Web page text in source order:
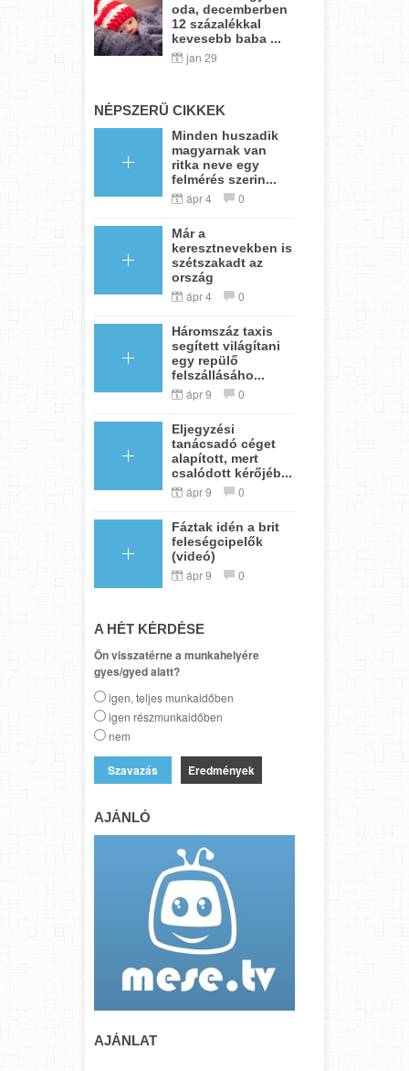
oda, decemberben
12 százalékkal
kevesebb baba ...
jan 29
NÉPSZERŰ CIKKEK
Minden huszadik
magyarnak van
ritka neve egy
felmérés szerin...
ápr 4 0
Már a
keresztnevekben is
szétszakadt az
ország
ápr 4 0
Háromszáz taxis
segített világítani
egy repülő
felszállásáho...
ápr 9 0
Eljegyzési
tanácsadó céget
alapított, mert
csalódott kérőjéb...
ápr 9 0
Fáztak idén a brit
feleségcipelők
(videó)
ápr 9 0
A HÉT KÉRDÉSE
Ön visszatérne a munkahelyére
gyes/gyed alatt?
igen, teljes munkaidőben
igen részmunkaidőben
nem
Eredmények
AJÁNLÓ
AJÁNLAT